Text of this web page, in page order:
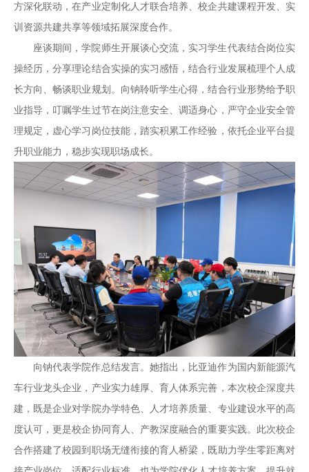
方深化联动，在产业定制化人才联合培养、校企共建课程开发、实
训资源共建共享等领域拓展深度合作。
座谈期间，学院师生开展谈心交流，实习学生代表结合岗位实
操经历，分享理论结合实操的实习感悟，结合行业发展梳理个人成
长方向、畅谈职业规划。向钠聆听学生心得，结合行业形势给予职
业指导，叮嘱学生过节在岗注意安全、调适身心，严守企业安全管
理规定，虚心学习岗位技能，踏实积累工作经验，依托企业平台提
升职业能力，稳步实现职场成长。
向钠代表学院作总结发言。她指出，比亚迪作为国内新能源汽
车行业龙头企业，产业实力雄厚、育人体系完善，本次校企深度共
建，既是企业对学院办学特色、人才培养质量、专业建设水平的高
度认可，更是校企协同育人、产教深度融合的重要实践。此次校企
合作搭建了校园到职场无缝衔接的育人桥梁，既助力学生零距离对